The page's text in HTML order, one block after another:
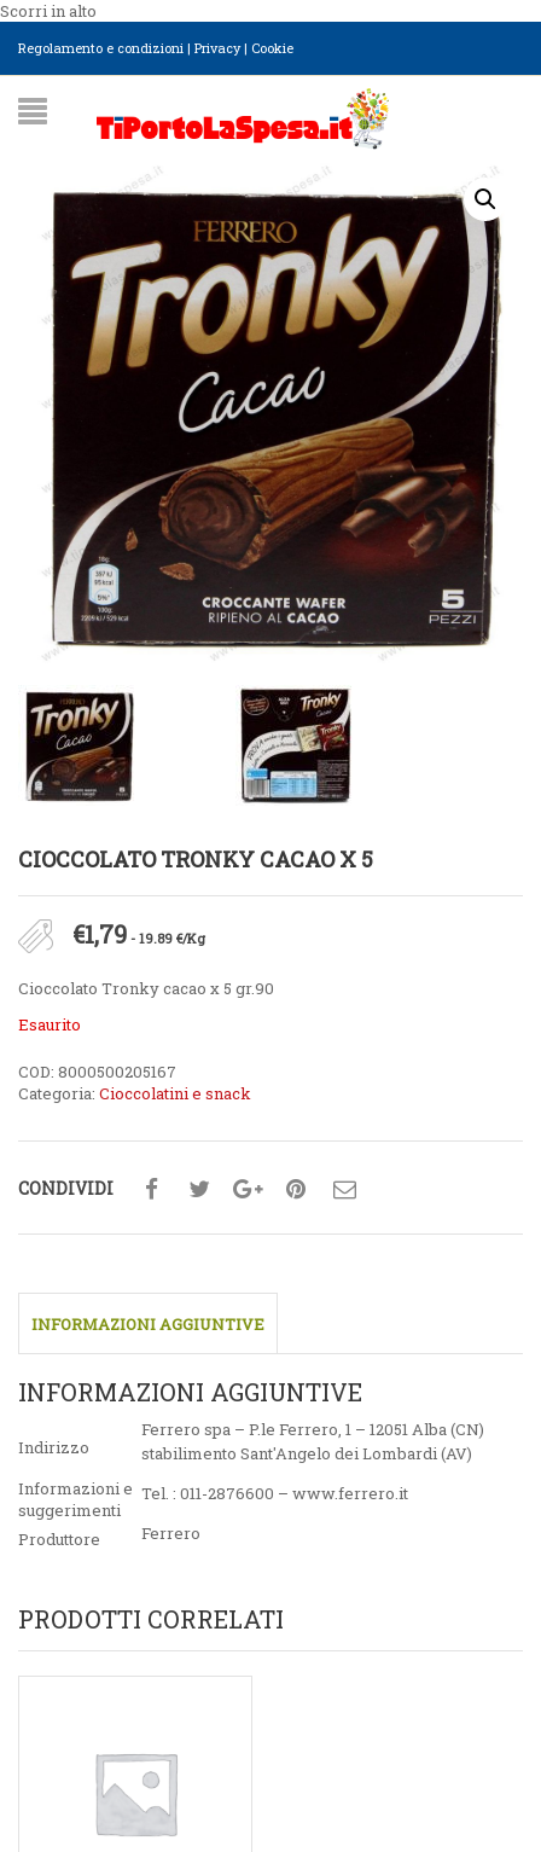
Scorri in alto
Regolamento e condizioni | Privacy| Cookie
CIOCCOLATO TRONKY CACAO X 5
€1,79 - 19.89 €/Kg
Cioccolato Tronky cacao x 5 gr.90
Esaurito
COD: 8000500205167
Categoria: Cioccolatini e snack
CONDIVIDI
INFORMAZIONI AGGIUNTIVE
INFORMAZIONI AGGIUNTIVE
Indirizzo
Ferrero spa – P.le Ferrero, 1 – 12051 Alba (CN)
stabilimento Sant'Angelo dei Lombardi (AV)
Informazioni e
suggerimenti
Tel. : 011-2876600 – www.ferrero.it
Produttore Ferrero
PRODOTTI CORRELATI